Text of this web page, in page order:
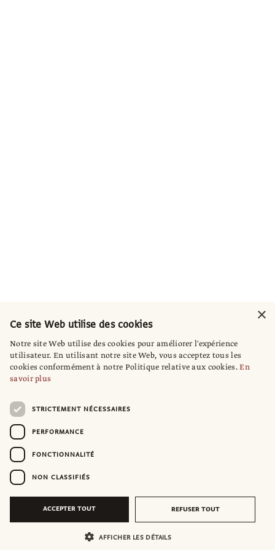
×
Ce site Web utilise des cookies
Notre site Web utilise des cookies pour améliorer l'expérience
utilisateur. En utilisant notre site Web, vous acceptez tous les
cookies conformément à notre Politique relative aux cookies.En
savoir plus
STRICTEMENT NÉCESSAIRES
PERFORMANCE
FONCTIONNALITÉ
NON CLASSIFIÉS
ACCEPTER TOUT REFUSER TOUT
AFFICHER LES DÉTAILS